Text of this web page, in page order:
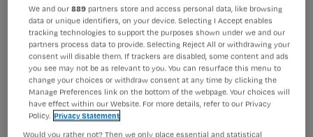
doet dat door mensen, teams en organisaties in hun
kracht te zetten. Door het aanleren van simpele
denkwijzen en technieken die iedereen kan toepassen in
zijn of haar dagelijks leven en werk. Het resultaat zijn
mensen die met meer plezier, autonomie en effectiviteit
werken en leven. Hij heeft de trainingsorganisatie
Mindgym sportschool voor je geest
(www.sportschoolvoorjegeest.nl) opgericht om nog
We and our889 partners store and access personal data, like browsing
data or unique identifiers, on your device. Selecting I Accept enables
tracking technologies to support the purposes shown under we and our
partners process data to provide. Selecting Reject All or withdrawing your
consent will disable them. If trackers are disabled, some content and ads
you see may not be as relevant to you. You can resurface this menu to
change your choices or withdraw consent at any time by clicking the
Manage Preferences link on the bottom of the webpage. Your choices will
have effect within our Website. For more details, refer to our Privacy
Policy. Privacy Statement
Would you rather not? Then we only place essential and statistical